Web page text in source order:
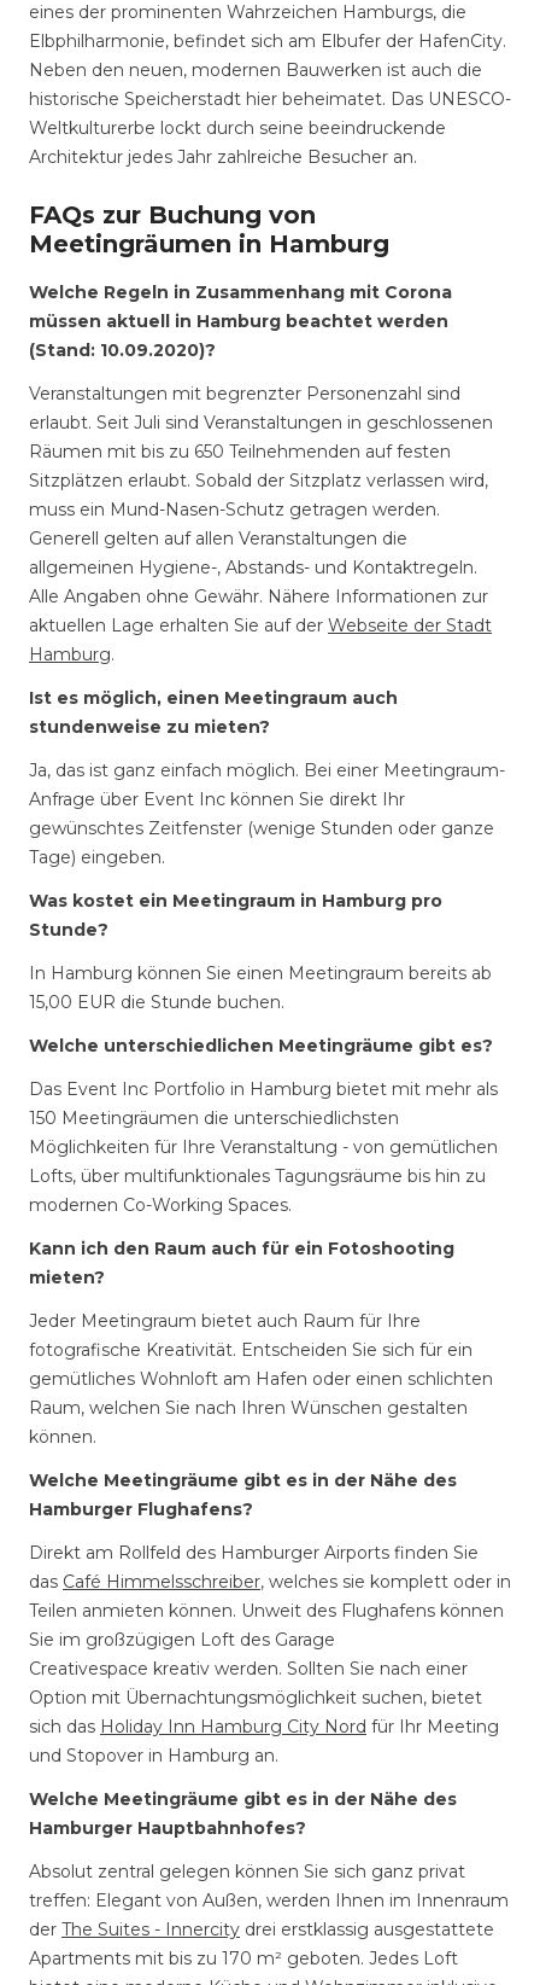
eines der prominenten Wahrzeichen Hamburgs, die
Elbphilharmonie, befindet sich am Elbufer der HafenCity.
Neben den neuen, modernen Bauwerken ist auch die
historische Speicherstadt hier beheimatet. Das UNESCO-
Weltkulturerbe lockt durch seine beeindruckende
Architektur jedes Jahr zahlreiche Besucher an.
FAQs zur Buchung von
Meetingräumen in Hamburg
Welche Regeln in Zusammenhang mit Corona
müssen aktuell in Hamburg beachtet werden
(Stand: 10.09.2020)?
Veranstaltungen mit begrenzter Personenzahl sind
erlaubt. Seit Juli sind Veranstaltungen in geschlossenen
Räumen mit bis zu 650 Teilnehmenden auf festen
Sitzplätzen erlaubt. Sobald der Sitzplatz verlassen wird,
muss ein Mund-Nasen-Schutz getragen werden.
Generell gelten auf allen Veranstaltungen die
allgemeinen Hygiene-, Abstands- und Kontaktregeln.
Alle Angaben ohne Gewähr. Nähere Informationen zur
aktuellen Lage erhalten Sie auf der Webseite der Stadt
Hamburg.
Ist es möglich, einen Meetingraum auch
stundenweise zu mieten?
Ja, das ist ganz einfach möglich. Bei einer Meetingraum-
Anfrage über Event Inc können Sie direkt Ihr
gewünschtes Zeitfenster (wenige Stunden oder ganze
Tage) eingeben.
Was kostet ein Meetingraum in Hamburg pro
Stunde?
In Hamburg können Sie einen Meetingraum bereits ab
15,00 EUR die Stunde buchen.
Welche unterschiedlichen Meetingräume gibt es?
Das Event Inc Portfolio in Hamburg bietet mit mehr als
150 Meetingräumen die unterschiedlichsten
Möglichkeiten für Ihre Veranstaltung - von gemütlichen
Lofts, über multifunktionales Tagungsräume bis hin zu
modernen Co-Working Spaces.
Kann ich den Raum auch für ein Fotoshooting
mieten?
Jeder Meetingraum bietet auch Raum für Ihre
fotografische Kreativität. Entscheiden Sie sich für ein
gemütliches Wohnloft am Hafen oder einen schlichten
Raum, welchen Sie nach Ihren Wünschen gestalten
können.
Welche Meetingräume gibt es in der Nähe des
Hamburger Flughafens?
Direkt am Rollfeld des Hamburger Airports finden Sie
das Café Himmelsschreiber, welches sie komplett oder in
Teilen anmieten können. Unweit des Flughafens können
Sie im großzügigen Loft des Garage
Creativespace kreativ werden. Sollten Sie nach einer
Option mit Übernachtungsmöglichkeit suchen, bietet
sich das Holiday Inn Hamburg City Nord für Ihr Meeting
und Stopover in Hamburg an.
Welche Meetingräume gibt es in der Nähe des
Hamburger Hauptbahnhofes?
Absolut zentral gelegen können Sie sich ganz privat
treffen: Elegant von Außen, werden Ihnen im Innenraum
der The Suites - Innercity drei erstklassig ausgestattete
Apartments mit bis zu 170 m² geboten. Jedes Loft